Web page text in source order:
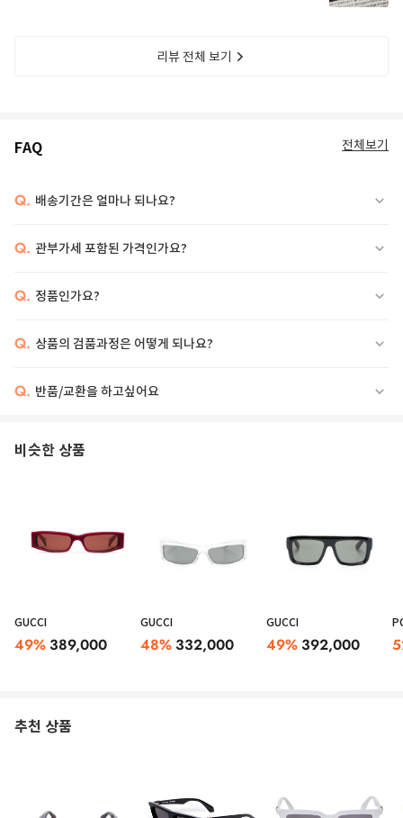
리뷰 전체 보기
FAQ 전체보기
Q. 배송기간은 얼마나 되나요?
Q. 관부가세 포함된 가격인가요?
Q. 정품인가요?
Q. 상품의 검품과정은 어떻게 되나요?
Q. 반품/교환을 하고싶어요
비슷한 상품
GUCCI
49% 389,000
GUCCI
48% 332,000
GUCCI
49% 392,000
추천 상품